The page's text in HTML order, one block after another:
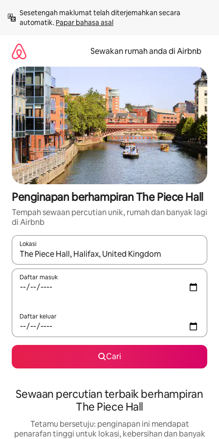
kandungan
Sesetengah maklumat telah diterjemahkan secara
automatik. Papar bahasa asal
Sewakan rumah anda di Airbnb
Penginapan berhampiran The Piece Hall
Tempah sewaan percutian unik, rumah dan banyak lagi
di Airbnb
Lokasi
Apabila hasil tersedia, navigasi dengan kekunci anak panah
Daftar masuk
Daftar keluar
Cari
Sewaan percutian terbaik berhampiran
The Piece Hall
Tetamu bersetuju: penginapan ini mendapat
penarafan tinggi untuk lokasi, kebersihan dan banyak